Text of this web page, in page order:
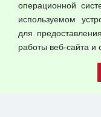
© 2026 ООО
операционной
используемом
для
работы веб-сайта и